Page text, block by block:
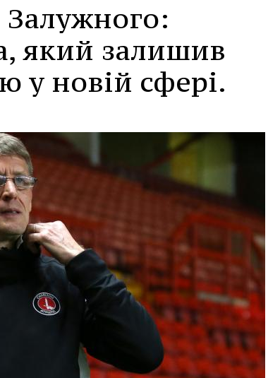
Залужного:
який залишив
у новій сфері.